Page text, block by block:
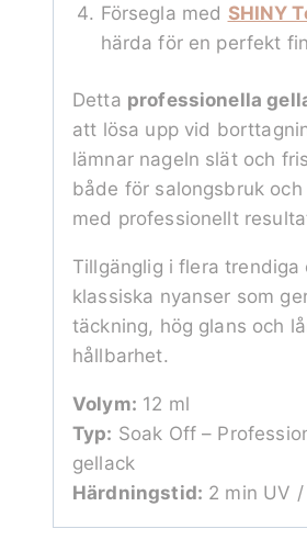
Försegla med SHINY
härda för en perfekt
Detta professionella
att lösa upp vid
lämnar nageln slät och
både för salongsbruk
med professionellt
Tillgänglig i flera trendiga
klassiska nyanser som
täckning, hög glans och
hållbarhet.
Volym: 12 ml
Typ: Soak Off –
gellack
Härdningstid: 2 min UV /